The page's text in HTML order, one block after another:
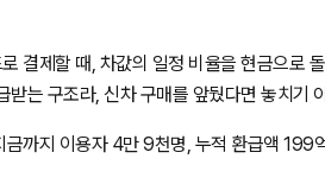
결제할 때, 차값의 일정 비율을 현금으로
받는 구조라, 신차 구매를 앞뒀다면 놓치기
금까지 이용자 4만 9천명, 누적 환급액 199